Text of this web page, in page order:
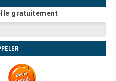
gratuitement